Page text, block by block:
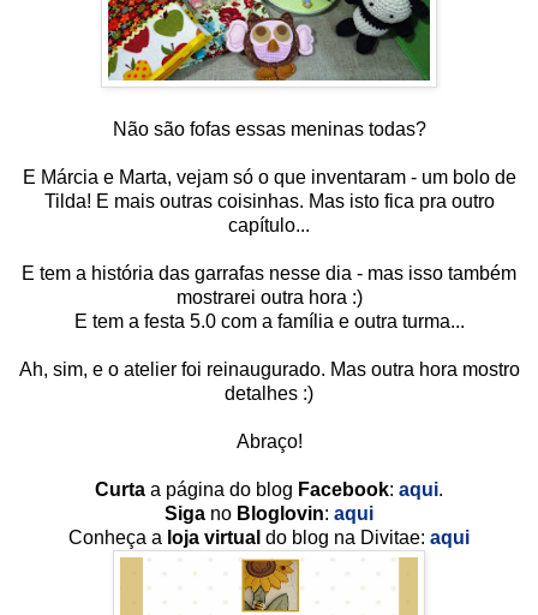
Não são fofas essas meninas todas?
E Márcia e Marta, vejam só o que inventaram - um bolo de
Tilda! E mais outras coisinhas. Mas isto fica pra outro
capítulo...
E tem a história das garrafas nesse dia - mas isso também
mostrarei outra hora :)
E tem a festa 5.0 com a família e outra turma...
Ah, sim, e o atelier foi reinaugurado. Mas outra hora mostro
detalhes :)
Abraço!
Curta a página do blog Facebook: aqui.
Siga no Bloglovin: aqui
Conheça a loja virtual do blog na Divitae: aqui